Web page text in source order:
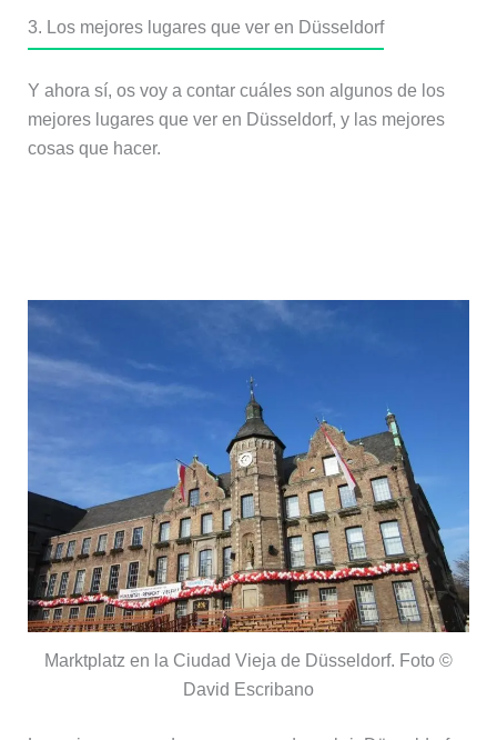
3. Los mejores lugares que ver en Düsseldorf
Y ahora sí, os voy a contar cuáles son algunos de los
mejores lugares que ver en Düsseldorf, y las mejores
cosas que hacer.
Marktplatz en la Ciudad Vieja de Düsseldorf. Foto ©
David Escribano